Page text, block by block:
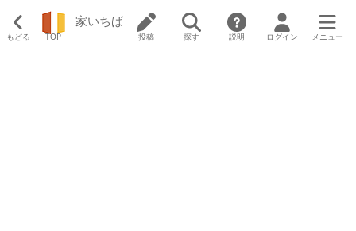
もどる TOP
家いちば
投稿 探す 説明 ログイン メニュー